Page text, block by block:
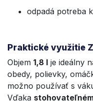
odpadá potreba
Praktické využitie
Objem 1,8 l je ideálny
obedy, polievky,
možno používať s
Vďaka